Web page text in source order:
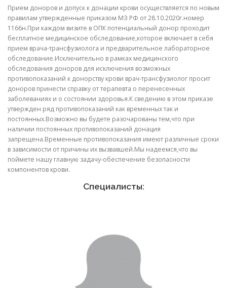
Прием доноров и допуск к донации крови осуществляется по новым
правилам утвержденные приказом МЗ РФ от 28.10.2020г.номер
1166н.При каждом визите в ОПК потенциальный донор проходит
бесплатное медицинское обследование,которое включает в себя
прием врача-трансфузиолога и предварительное лабораторное
обследование.Исключительно в рамках медицинского
обследования доноров для исключения возможных
противопоказаний к донорству крови врач-трансфузиолог просит
доноров принести справку от терапевта о перенесенных
заболеваниях и о состоянии здоровья.К сведению в этом приказе
утвержден ряд противопоказаний как временных так и
постоянных.Возможно вы будете разочарованы тем,что при
наличии постоянных противопоказаний донация
запрещена.Временные противопоказания имеют различные сроки
в зависимости от причины их вызвавшей.Мы надеемся,что вы
поймете нашу главную задачу-обеспечение безопасности
компонентов крови.
Специалисты: